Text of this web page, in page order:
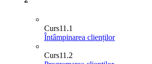
Curs11.1
Întâmpinarea clienților
Curs11.2